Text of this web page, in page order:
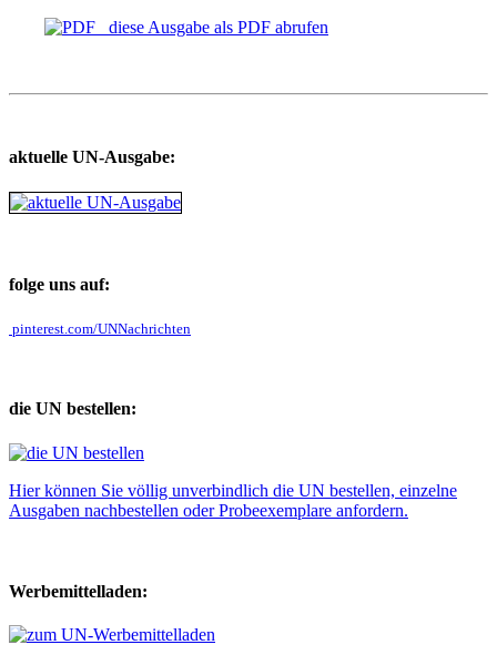
diese Ausgabe als PDF abrufen
aktuelle UN-Ausgabe:
folge uns auf:
pinterest.com/UNNachrichten
die UN bestellen:
Hier können Sie völlig unverbindlich die UN bestellen, einzelne
Ausgaben nachbestellen oder Probeexemplare anfordern.
Werbemittelladen: